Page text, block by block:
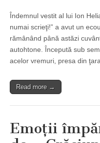
Îndemnul vestit al lui Ion
numai scrieţi!” a avut un
rămânând până astăzi
autohtone. Începută sub
acelor vremuri, presa din
Read more →
Emoţii